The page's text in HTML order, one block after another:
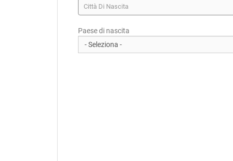
Città Di Nascita
Paese di nascita